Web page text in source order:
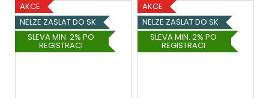
AKCE
NELZE ZASLAT DO SK
SLEVA MIN. 2% PO
REGISTRACI
AKCE
NELZE ZASLAT DO SK
SLEVA MIN. 2% PO
REGISTRACI